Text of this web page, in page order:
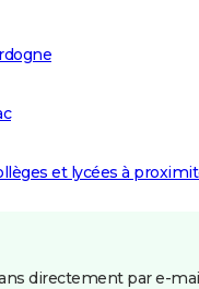
et lycées à
directement par e-